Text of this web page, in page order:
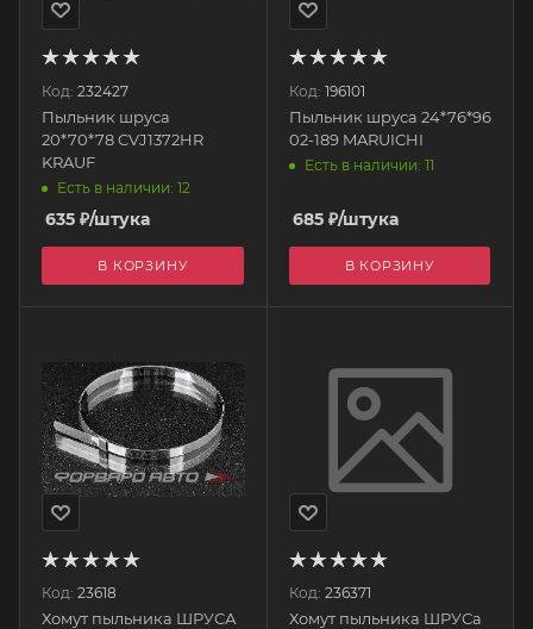
Код: 232427
Пыльник шруса
20*70*78 CVJ1372HR
KRAUF
Есть в наличии: 12
635 ₽/штука
В КОРЗИНУ
Код: 196101
Пыльник шруса 24*76*96
02-189 MARUICHI
Есть в наличии: 11
685₽/штука
В КОРЗИНУ
Код: 23618
Хомут пыльника ШРУСА
Код: 236371
Хомут пыльника ШРУСа